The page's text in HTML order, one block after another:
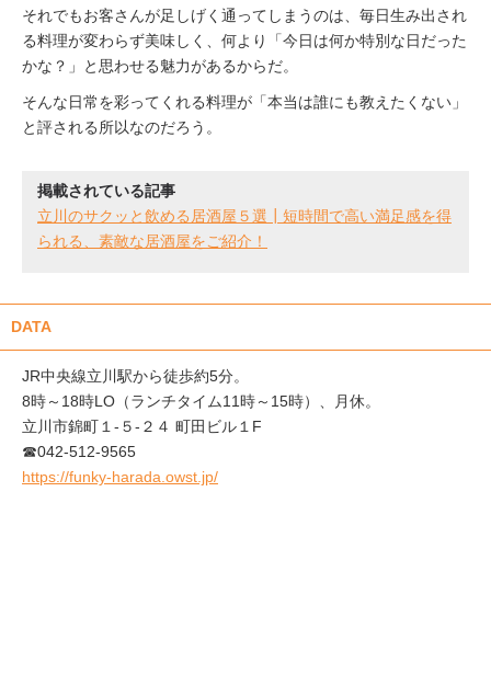
それでもお客さんが足しげく通ってしまうのは、毎日生み出され
る料理が変わらず美味しく、何より「今日は何か特別な日だった
かな？」と思わせる魅力があるからだ。
そんな日常を彩ってくれる料理が「本当は誰にも教えたくない」
と評される所以なのだろう。
掲載されている記事
立川のサクッと飲める居酒屋５選┃短時間で高い満足感を得
られる、素敵な居酒屋をご紹介！
DATA
JR中央線立川駅から徒歩約5分。
8時～18時LO（ランチタイム11時～15時）、月休。
立川市錦町１-５-２４ 町田ビル１F
☎042-512-9565
https://funky-harada.owst.jp/